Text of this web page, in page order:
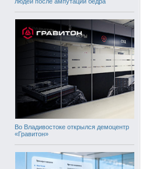
Во Владивостоке открылся демоцентр
«Гравитон»